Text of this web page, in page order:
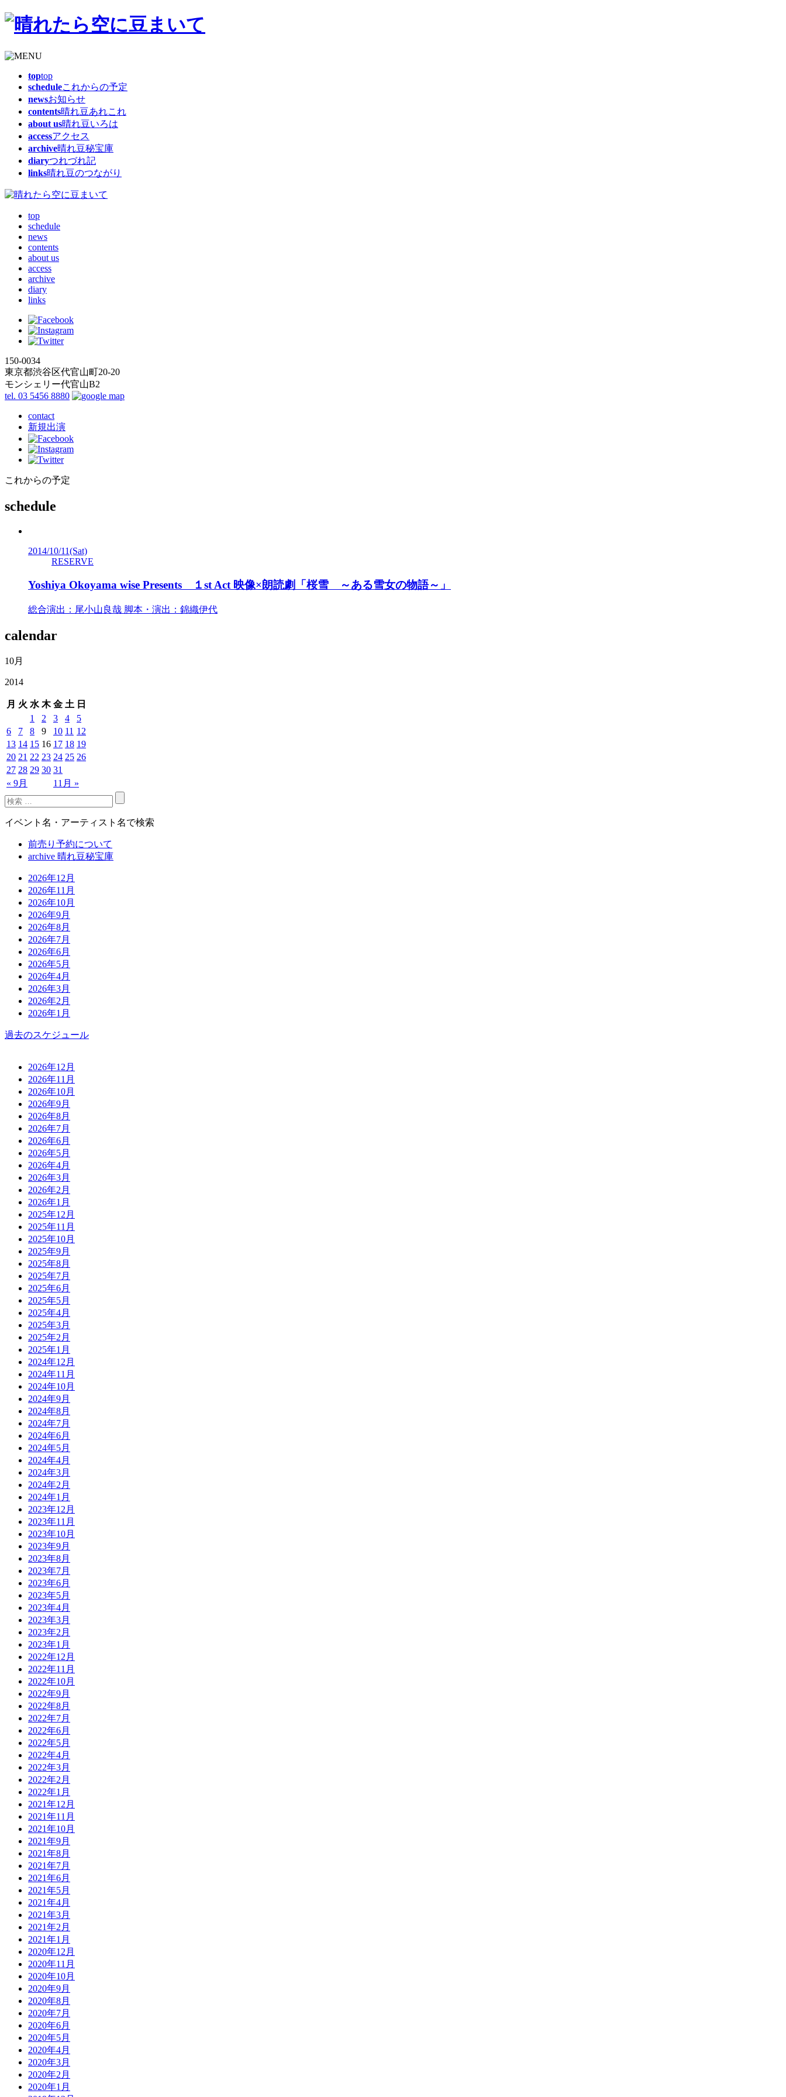
toptop
scheduleこれからの予定
newsお知らせ
contents晴れ豆あれこれ
about us晴れ豆いろは
accessアクセス
archive晴れ豆秘宝庫
diaryつれづれ記
links晴れ豆のつながり
top
schedule
news
contents
about us
access
archive
diary
links
150-0034
東京都渋谷区代官山町20-20
モンシェリー代官山B2
tel. 03 5456 8880
contact
新規出演
これからの予定
schedule
2014/10/11(Sat)
RESERVE
Yoshiya Okoyama wise Presents １st Act 映像×朗読劇「桜雪 ～ある雪女の物語～」
総合演出：尾小山良哉 脚本・演出：錦織伊代
calendar
10月
2014
月 火 水 木 金 土 日
« 9月 11月 »
1 2 3 4
5
6
7 8 9 10 11 12
13 14 15 16 17 18 19
20 21 22 23 24 25 26
27 28 29 30 31
イベント名・アーティスト名で検索
前売り予約について
archive 晴れ豆秘宝庫
2026年12月
2026年11月
2026年10月
2026年9月
2026年8月
2026年7月
2026年6月
2026年5月
2026年4月
2026年3月
2026年2月
2026年1月
過去のスケジュール
2026年12月
2026年11月
2026年10月
2026年9月
2026年8月
2026年7月
2026年6月
2026年5月
2026年4月
2026年3月
2026年2月
2026年1月
2025年12月
2025年11月
2025年10月
2025年9月
2025年8月
2025年7月
2025年6月
2025年5月
2025年4月
2025年3月
2025年2月
2025年1月
2024年12月
2024年11月
2024年10月
2024年9月
2024年8月
2024年7月
2024年6月
2024年5月
2024年4月
2024年3月
2024年2月
2024年1月
2023年12月
2023年11月
2023年10月
2023年9月
2023年8月
2023年7月
2023年6月
2023年5月
2023年4月
2023年3月
2023年2月
2023年1月
2022年12月
2022年11月
2022年10月
2022年9月
2022年8月
2022年7月
2022年6月
2022年5月
2022年4月
2022年3月
2022年2月
2022年1月
2021年12月
2021年11月
2021年10月
2021年9月
2021年8月
2021年7月
2021年6月
2021年5月
2021年4月
2021年3月
2021年2月
2021年1月
2020年12月
2020年11月
2020年10月
2020年9月
2020年8月
2020年7月
2020年6月
2020年5月
2020年4月
2020年3月
2020年2月
2020年1月